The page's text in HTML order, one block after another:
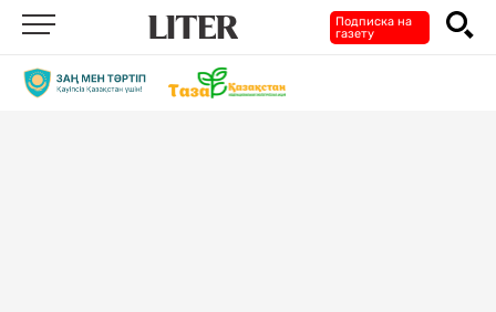
Подписка на
газету